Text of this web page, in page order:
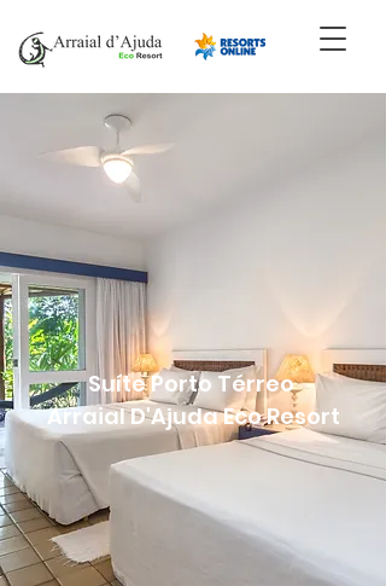
Suíte Porto Térreo
Arraial D'Ajuda Eco Resort